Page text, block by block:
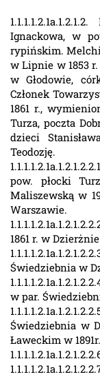
Ignackowa, w
rypińskim.
w Lipnie w 1853
w Głodowie,
Członek
1861 r.,
Turza, poczta
dzieci
Teodozję.
pow. płocki
Maliszewską w
Warszawie.
1861 r. w
Świedziebnia w
w par.
Świedziebnia w
Ławeckim w